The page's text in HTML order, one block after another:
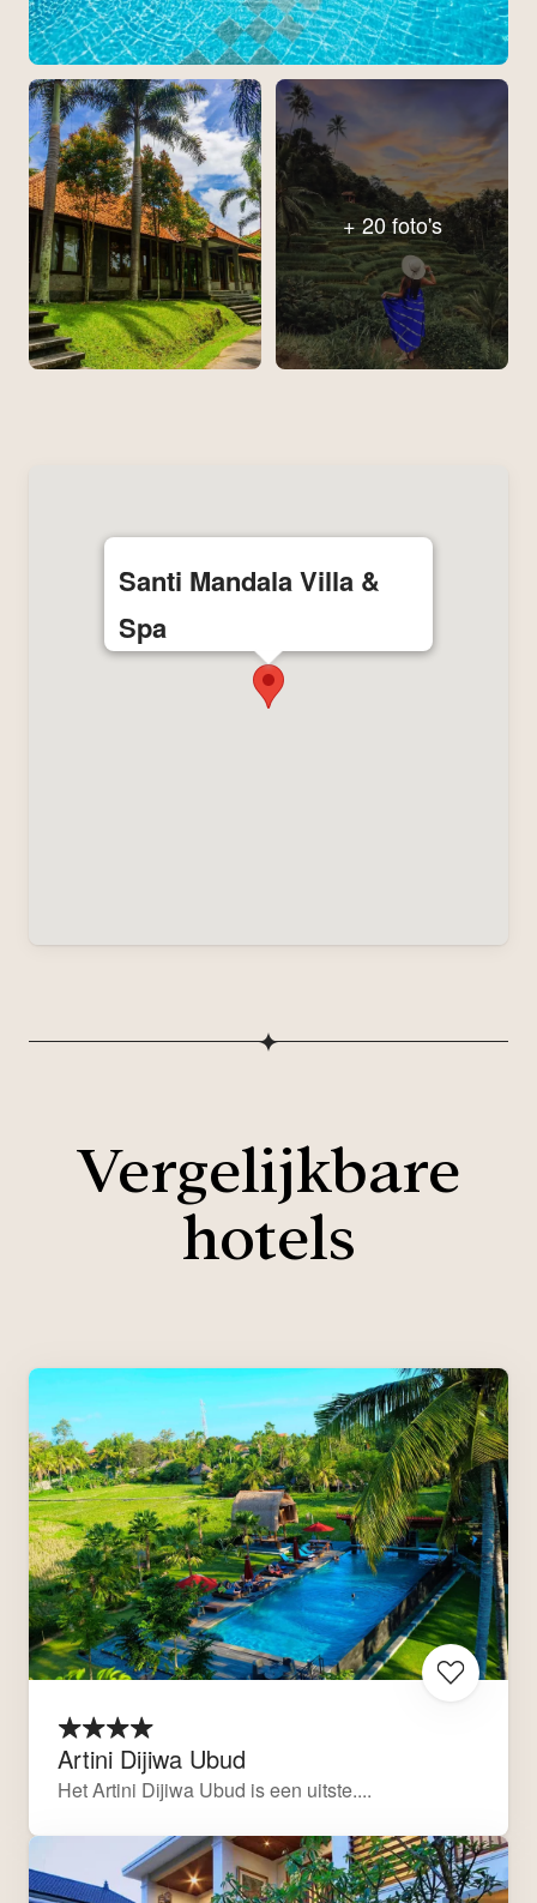
+ 20 foto's
Santi Mandala Villa &
Spa
Vergelijkbare
hotels
Artini Dijiwa Ubud
Het Artini Dijiwa Ubud is een uitste....